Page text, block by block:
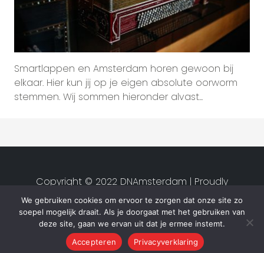
Smartlappen en Amsterdam horen gewoon bij
elkaar. Hier kun jij op je eigen absolute oorworm
stemmen. Wij sommen hieronder alvast...
We gebruiken cookies om ervoor te zorgen dat onze site zo
soepel mogelijk draait. Als je doorgaat met het gebruiken van
deze site, gaan we ervan uit dat je ermee instemt.
Accepteren
Privacyverklaring
Copyright © 2022 DNAmsterdam | Proudly
created byStudio van Zwet |
Privacyverklaring|Algemene
voorwaarden